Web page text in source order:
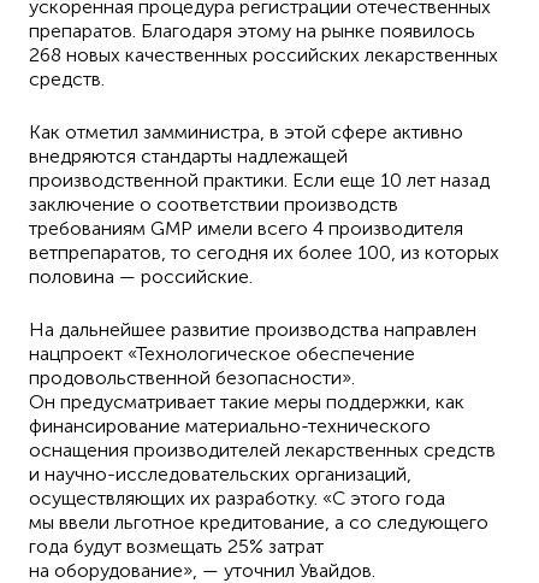
ускоренная процедура регистрации отечественных
препаратов. Благодаря этому на рынке появилось
268 новых качественных российских лекарственных
средств.
Как отметил замминистра, в этой сфере активно
внедряются стандарты надлежащей
производственной практики. Если еще 10 лет назад
заключение о соответствии производств
требованиям GMP имели всего 4 производителя
ветпрепаратов, то сегодня их более 100, из которых
половина — российские.
На дальнейшее развитие производства направлен
нацпроект «Технологическое обеспечение
продовольственной безопасности».
Он предусматривает такие меры поддержки, как
финансирование материально-технического
оснащения производителей лекарственных средств
и научно-исследовательских организаций,
осуществляющих их разработку. «С этого года
мы ввели льготное кредитование, а со следующего
года будут возмещать 25% затрат
на оборудование», — уточнил Увайдов.